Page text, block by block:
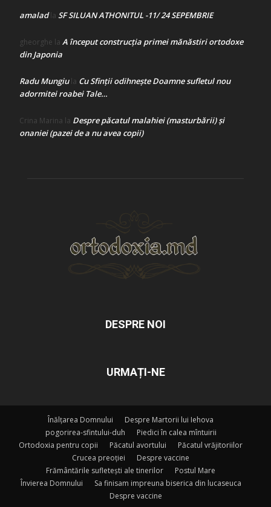
amaladla SF SILUAN ATHONITUL -11/ 24 SEPEMBRIE
gheorghe la A început construcţia primei mănăstiri ortodoxe
din Japonia
Radu Mungiula Cu Sfinții odihnește Doamne sufletul nou
adormitei roabei Tale…
Crina Marina la Despre păcatul malahiei (masturbării) şi
onaniei (pazei de a nu avea copii)
DESPRE NOI
URMAȚI-NE
Înălțarea Domnului
Despre Martorii lui Iehova
pogorirea-sfintului-duh
Piedici în calea mîntuirii
Ortodoxia pentru copii
Păcatul avortului
Păcatul vrăjitoriilor
Crucea preoției
Despre vaccine
Frământările sufletești ale tinerilor
Postul Mare
Învierea Domnului
Sa finisam impreuna biserica din lucaseuca
Despre vaccine